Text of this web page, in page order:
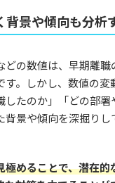
背景や傾向も分析
どの数値は、早期離職
す。しかし、数値の変
したのか」「どの部
背景や傾向を深掘り
極めることで、潜在的